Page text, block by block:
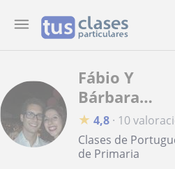
Fábio Y
Bárbara
Santos
Gonçalves
★ 4,8 · 10
Clases de
de Primaria